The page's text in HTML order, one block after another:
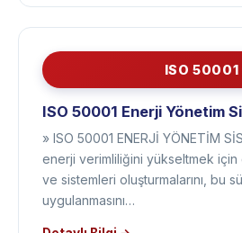
ISO 50001
ISO 50001 Enerji Yönetim
» ISO 50001 ENERJİ YÖNETİM
enerji verimliliğini yükseltmek için
ve sistemleri oluşturmalarını, bu
uygulanmasını…